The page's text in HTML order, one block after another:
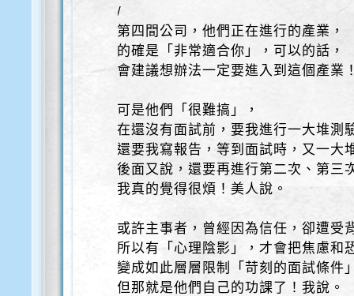
/
第四間公司，他們正在進行的產業，
的確是「非常適合你」，可以的話，
會建議想辦法一定要進入到這個產業
可是他們「很難搞」，
在還沒有面試前，要我進行一大堆測
還要我寫報告，等到面試時，又一大
後面又說，還要再進行第二次、第三
我真的覺得很煩！美人說。
或許主事者，曾經因為信任，卻遭受
所以有「心理陰影」，才會把焦慮和
變成如此層層限制「苛刻的面試條件
但那就是他們自己的功課了！我說。